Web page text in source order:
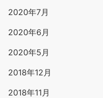
2020年7月
2020年6月
2020年5月
2018年12月
2018年11月